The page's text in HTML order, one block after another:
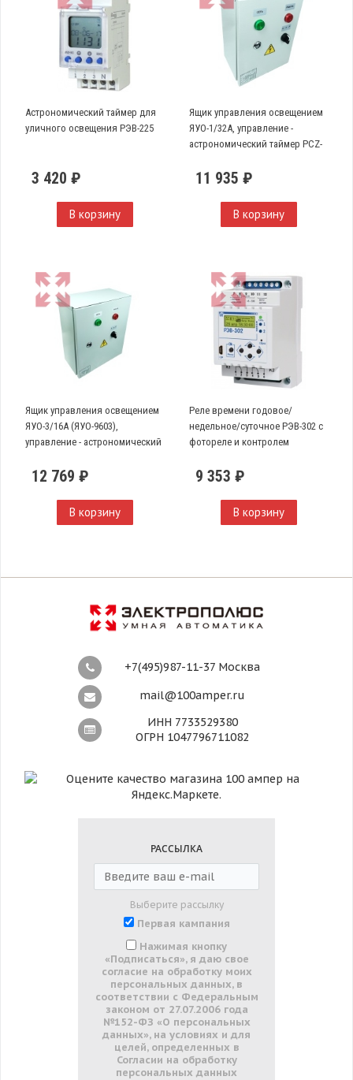
Астрономический таймер для
уличного освещения РЭВ-225
3 420 ₽
В корзину
Ящик управления освещением
ЯУО-1/32А, управление -
астрономический таймер PCZ-
11 935 ₽
В корзину
Ящик управления освещением
ЯУО-3/16А (ЯУО-9603),
управление - астрономический
16А
12 769 ₽
В корзину
Реле времени годовое/
недельное/суточное РЭВ-302 с
фотореле и контролем
9 353 ₽
В корзину
+7(495)987-11-37 Москва
mail@100amper.ru
ИНН 7733529380
ОГРН 1047796711082
РАССЫЛКА
Выберите рассылку
Первая кампания
Нажимая кнопку
«Подписаться», я даю свое
согласие на обработку моих
персональных данных, в
соответствии с Федеральным
законом от 27.07.2006 года
№152-ФЗ «О персональных
данных», на условиях и для
целей, определенных в
Согласии на обработку
персональных данных